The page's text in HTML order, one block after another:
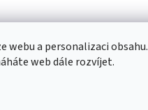
webu a personalizaci obsahu.
web dále rozvíjet.